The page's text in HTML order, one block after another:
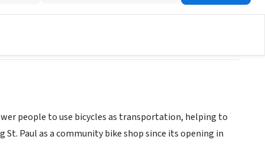
people to use bicycles as transportation, helping to
Paul as a community bike shop since its opening in